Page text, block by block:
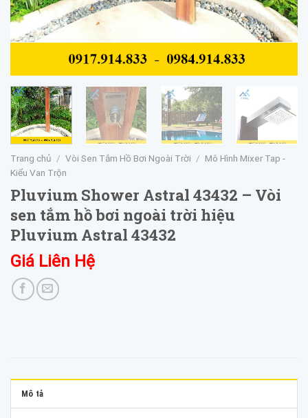
Trang chủ / Vòi Sen Tắm Hồ Bơi Ngoài Trời / Mô Hình Mixer Tap -
Kiểu Van Trộn
Pluvium Shower Astral 43432 – Vòi
sen tắm hồ bơi ngoài trời hiệu
Pluvium Astral 43432
Giá Liên Hệ
Mô tả